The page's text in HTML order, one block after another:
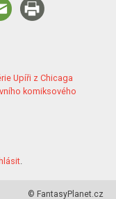
Upíři z Chicaga
komiksového
.
© FantasyPlanet.cz